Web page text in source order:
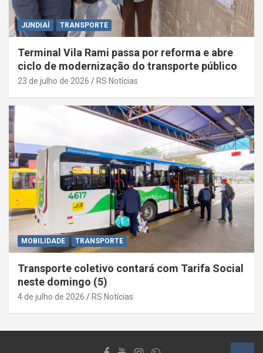
JUNDIAÍ TRANSPORTE
Terminal Vila Rami passa por reforma e abre
ciclo de modernização do transporte público
23 de julho de 2026 RS Notícias
MOBILIDADE TRANSPORTE
Transporte coletivo contará com Tarifa Social
neste domingo (5)
4 de julho de 2026 RS Notícias